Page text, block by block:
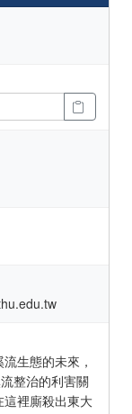
生態的未來，
整治的利害關
裡廝殺出東大